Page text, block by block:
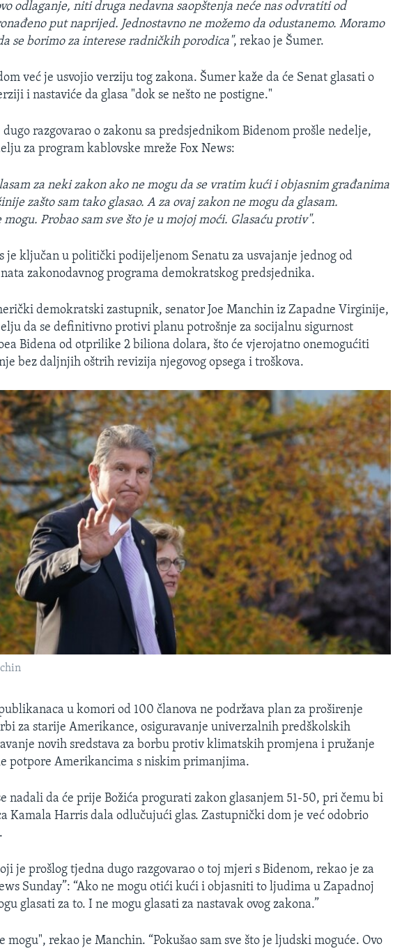
odlaganje, niti druga nedavna saopštenja neće nas odvratiti od
put naprijed. Jednostavno ne možemo da odustanemo. Moramo
se borimo za interese radničkih porodica", rekao je Šumer.
već je usvojio verziju tog zakona. Šumer kaže da će Senat glasati o
i nastaviće da glasa "dok se nešto ne postigne."
razgovarao o zakonu sa predsjednikom Bidenom prošle nedelje,
za program kablovske mreže Fox News:
za neki zakon ako ne mogu da se vratim kući i objasnim građanima
zašto sam tako glasao. A za ovaj zakon ne mogu da glasam.
mogu. Probao sam sve što je u mojoj moći. Glasaću protiv".
je ključan u politički podijeljenom Senatu za usvajanje jednog od
zakonodavnog programa demokratskog predsjednika.
demokratski zastupnik, senator Joe Manchin iz Zapadne Virginije,
da se definitivno protivi planu potrošnje za socijalnu sigurnost
Bidena od otprilike 2 biliona dolara, što će vjerojatno onemogućiti
bez daljnjih oštrih revizija njegovog opsega i troškova.
u komori od 100 članova ne podržava plan za proširenje
za starije Amerikance, osiguravanje univerzalnih predškolskih
novih sredstava za borbu protiv klimatskih promjena i pružanje
potpore Amerikancima s niskim primanjima.
nadali da će prije Božića progurati zakon glasanjem 51-50, pri čemu bi
Kamala Harris dala odlučujući glas. Zastupnički dom je već odobrio
je prošlog tjedna dugo razgovarao o toj mjeri s Bidenom, rekao je za
Sunday”: “Ako ne mogu otići kući i objasniti to ljudima u Zapadnoj
glasati za to. I ne mogu glasati za nastavak ovog zakona.”
mogu", rekao je Manchin. “Pokušao sam sve što je ljudski moguće. Ovo